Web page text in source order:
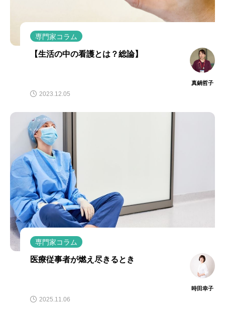
専門家コラム
【生活の中の看護とは？総論】
真鍋哲子
2023.12.05
専門家コラム
医療従事者が燃え尽きるとき
時田幸子
2025.11.06